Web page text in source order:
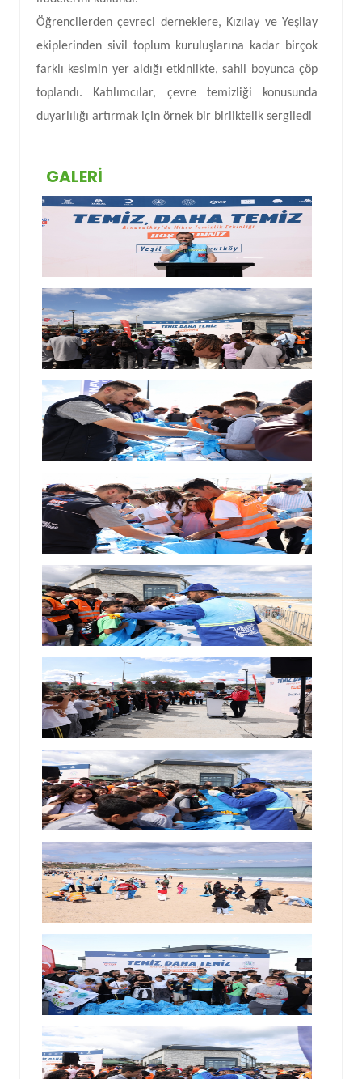
Öğrencilerden çevreci derneklere, Kızılay ve Yeşilay
ekiplerinden sivil toplum kuruluşlarına kadar birçok
farklı kesimin yer aldığı etkinlikte, sahil boyunca çöp
toplandı. Katılımcılar, çevre temizliği konusunda
duyarlılığı artırmak için örnek bir birliktelik sergiledi
GALERI